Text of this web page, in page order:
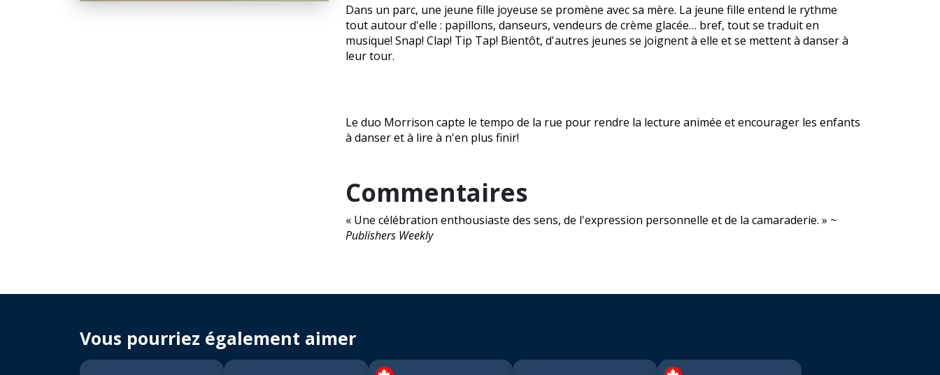
Dans un parc, une jeune fille joyeuse se promène avec sa mère. La jeune fille entend le rythme
tout autour d'elle : papillons, danseurs, vendeurs de crème glacée… bref, tout se traduit en
musique! Snap! Clap! Tip Tap! Bientôt, d'autres jeunes se joignent à elle et se mettent à danser à
leur tour.
Le duo Morrison capte le tempo de la rue pour rendre la lecture animée et encourager les enfants
à danser et à lire à n'en plus finir!
Commentaires
« Une célébration enthousiaste des sens, de l'expression personnelle et de la camaraderie. » ~
Publishers Weekly
Vous pourriez également aimer